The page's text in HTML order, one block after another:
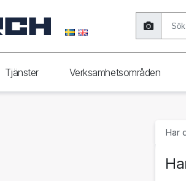
Tjänster Verksamhetsområden
Har